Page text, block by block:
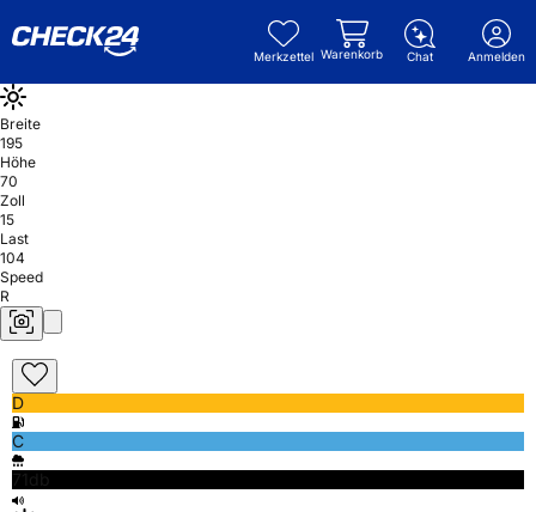
Merkzettel Warenkorb Chat Anmelden
Breite
195
Höhe
70
Zoll
15
Last
104
Speed
R
D
C
71db